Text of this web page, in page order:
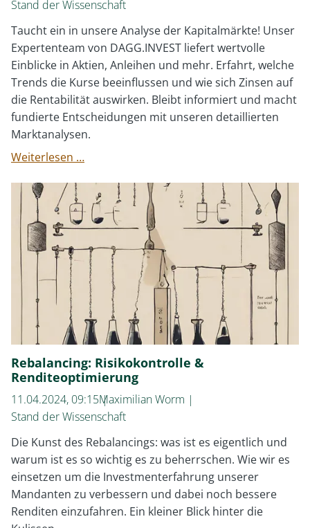
Stand der Wissenschaft
Taucht ein in unsere Analyse der Kapitalmärkte! Unser
Expertenteam von DAGG.INVEST liefert wertvolle
Einblicke in Aktien, Anleihen und mehr. Erfahrt, welche
Trends die Kurse beeinflussen und wie sich Zinsen auf
die Rentabilität auswirken. Bleibt informiert und macht
fundierte Entscheidungen mit unseren detaillierten
Marktanalysen.
Weiterlesen …DI
Quartalsrückblick
Q1
2024
Rebalancing: Risikokontrolle &
Renditeoptimierung
11.04.2024, 09:15Maximilian Worm
Stand der Wissenschaft
Die Kunst des Rebalancings: was ist es eigentlich und
warum ist es so wichtig es zu beherrschen. Wie wir es
einsetzen um die Investmenterfahrung unserer
Mandanten zu verbessern und dabei noch bessere
Renditen einzufahren. Ein kleiner Blick hinter die